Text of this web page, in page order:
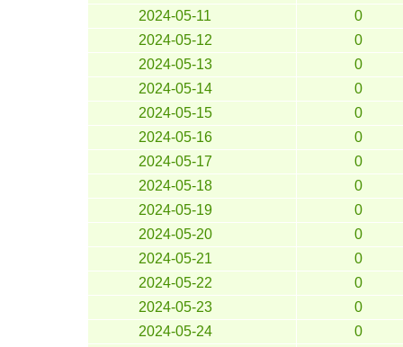
2024-05-11
0
2024-05-12
0
2024-05-13
0
2024-05-14
0
2024-05-15
0
2024-05-16
0
2024-05-17
0
2024-05-18
0
2024-05-19
0
2024-05-20
0
2024-05-21
0
2024-05-22
0
2024-05-23
0
2024-05-24
0